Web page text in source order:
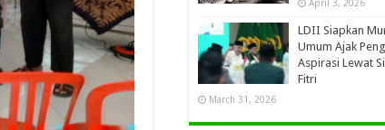
April 3, 2026
LDII Siapkan
Umum Ajak
Aspirasi Lewat
Fitri
March 31, 2026